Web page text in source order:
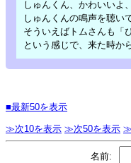
しゅんくん、かわいいよ
しゅんくんの鳴声を聴い
そういえばトムさんも「
という感じで、来た時か
■最新50を表示
≫次10を表示 ≫次50を表示 ≫
名前: